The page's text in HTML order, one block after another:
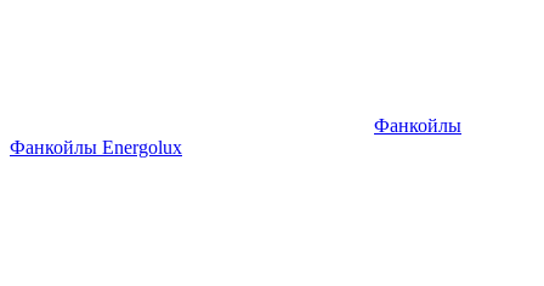
Фанкойлы
Фанкойлы Energolux